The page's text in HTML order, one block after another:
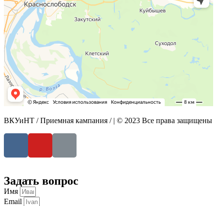
ВКУиНТ / Приемная кампания / | © 2023 Все права защищены
Задать вопрос
Имя
Email